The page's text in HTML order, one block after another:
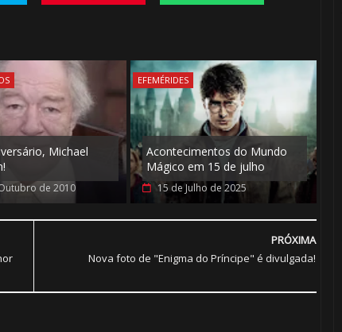
Michael
de 2010
EFEMÉRIDES
Acontecimentos do Mundo
Mágico em 15 de julho
15 de Julho de 2025
PRÓXIMA
Nova foto de "Enigma do Príncipe" é divulgada!
🎂
⚡